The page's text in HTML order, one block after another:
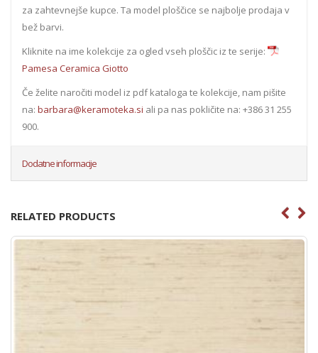
za zahtevnejše kupce. Ta model ploščice se najbolje prodaja v
bež barvi.
Kliknite na ime kolekcije za ogled vseh ploščic iz te serije:
Pamesa Ceramica Giotto
Če želite naročiti model iz pdf kataloga te kolekcije, nam pišite
na: barbara@keramoteka.si ali pa nas pokličite na: +386 31 255
900.
Dodatne informacije
RELATED PRODUCTS